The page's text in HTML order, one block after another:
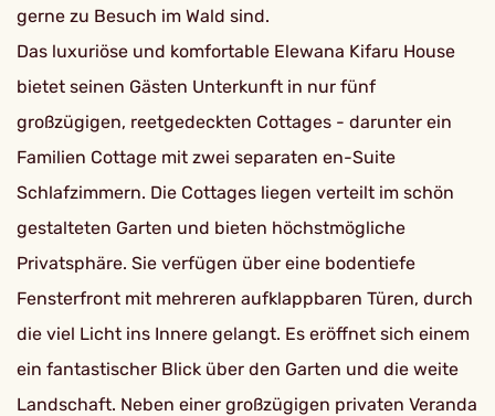
gerne zu Besuch im Wald sind.
Das luxuriöse und komfortable Elewana Kifaru House
bietet seinen Gästen Unterkunft in nur fünf
großzügigen, reetgedeckten Cottages - darunter ein
Familien Cottage mit zwei separaten en-Suite
Schlafzimmern. Die Cottages liegen verteilt im schön
gestalteten Garten und bieten höchstmögliche
Privatsphäre. Sie verfügen über eine bodentiefe
Fensterfront mit mehreren aufklappbaren Türen, durch
die viel Licht ins Innere gelangt. Es eröffnet sich einem
ein fantastischer Blick über den Garten und die weite
Landschaft. Neben einer großzügigen privaten Veranda